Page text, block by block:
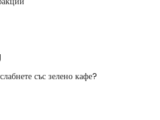
със зелено кафе?